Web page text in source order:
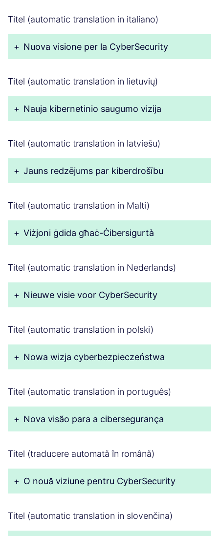
Titel (automatic translation in italiano)
+ Nuova visione per la CyberSecurity
Titel (automatic translation in lietuvių)
+ Nauja kibernetinio saugumo vizija
Titel (automatic translation in latviešu)
+ Jauns redzējums par kiberdrošību
Titel (automatic translation in Malti)
+ Viżjoni ġdida għaċ-Ċibersigurtà
Titel (automatic translation in Nederlands)
+ Nieuwe visie voor CyberSecurity
Titel (automatic translation in polski)
+ Nowa wizja cyberbezpieczeństwa
Titel (automatic translation in português)
+ Nova visão para a cibersegurança
Titel (traducere automată în română)
+ O nouă viziune pentru CyberSecurity
Titel (automatic translation in slovenčina)